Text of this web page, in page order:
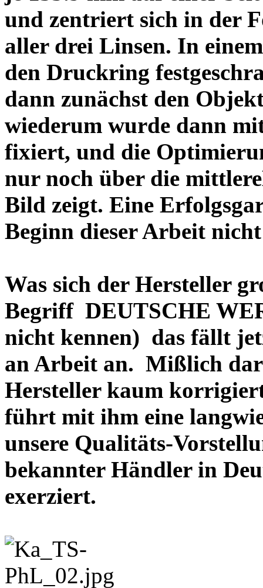
und zentriert sich in der
aller drei Linsen. In
den Druckring
dann zunächst den
wiederum wurde dann
fixiert, und die
nur noch über die
Bild zeigt. Eine
Beginn dieser Arbeit
Was sich der Hersteller
Begriff DEUTSCHE
nicht kennen) das fällt
an Arbeit an. Mißlich
Hersteller kaum
führt mit ihm eine
unsere Qualitäts-
bekannter Händler in
exerziert.